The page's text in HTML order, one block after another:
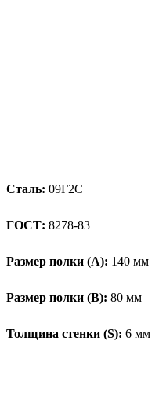
Сталь: 09Г2С
ГОСТ: 8278-83
Размер полки (А): 140 мм
Размер полки (В): 80 мм
Толщина стенки (S): 6 мм